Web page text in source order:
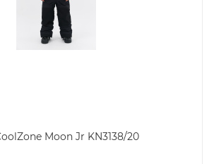
Moon Jr KN3138/20